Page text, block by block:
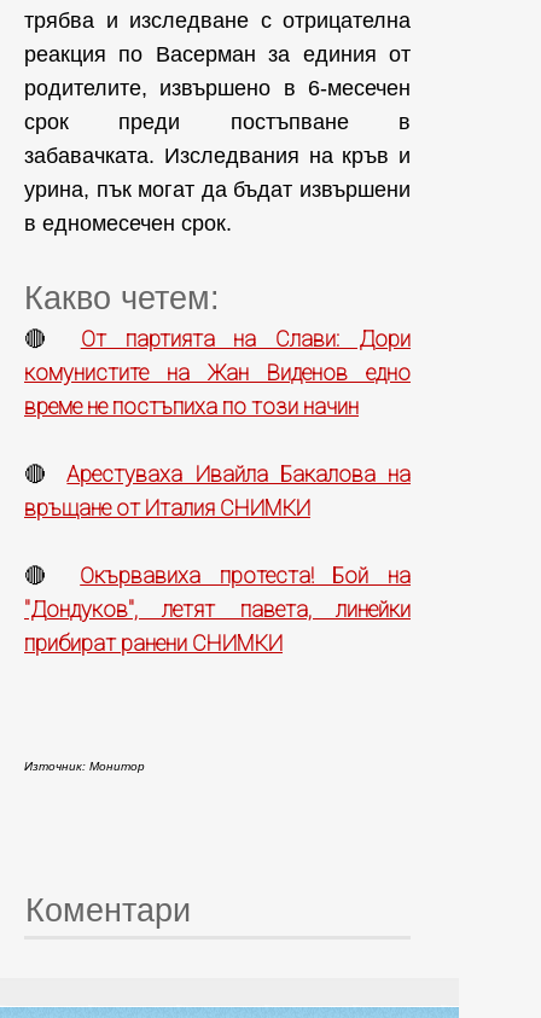
трябва и изследване с отрицателна
реакция по Васерман за единия от
родителите, извършено в 6-месечен
срок преди постъпване в
забавачката. Изследвания на кръв и
урина, пък могат да бъдат извършени
в едномесечен срок.
Какво четем:
🔴 От партията на Слави: Дори
комунистите на Жан Виденов едно
време не постъпиха по този начин
🔴Арестуваха Ивайла Бакалова на
връщане от Италия СНИМКИ
🔴 Окървавиха протеста! Бой на
"Дондуков", летят павета, линейки
прибират ранени СНИМКИ
Източник: Монитор
Коментари